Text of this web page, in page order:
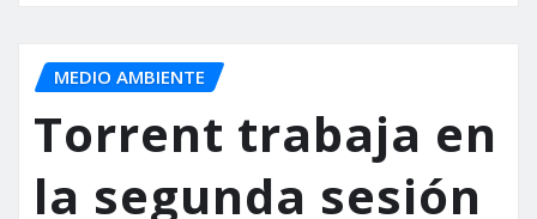
MEDIO AMBIENTE
Torrent trabaja en
la segunda sesión